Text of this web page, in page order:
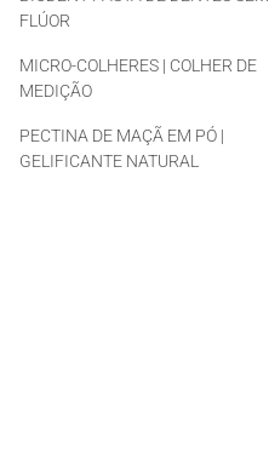
FLÚOR
MICRO-COLHERES | COLHER DE
MEDIÇÃO
PECTINA DE MAÇÃ EM PÓ |
GELIFICANTE NATURAL